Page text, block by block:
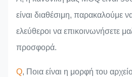
είναι διαθέσιμη, παρακαλούμε
ελεύθεροι να επικοινωνήσετε
προσφορά.
Q, Ποια είναι η μορφή του